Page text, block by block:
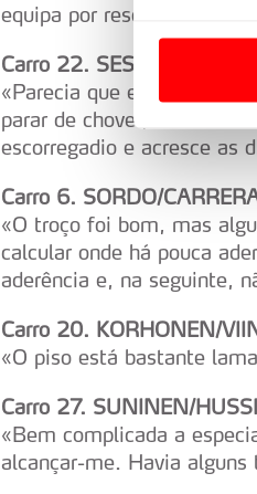
Usamos
e
O ACP
Realçamos
navegação
Consulte a
equipa por resolver os
Carro 22. SESKS/FRANCIS
«Parecia que ele (Josh)
parar de chover, a estrada
escorregadio e acresce as
Carro 6. SORDO/
«O troço foi bom, mas
calcular onde há pouca
aderência e, na seguinte,
Carro 20. KORHONEN/
«O piso está bastante
Carro 27. SUNINEN/HUSSI
«Bem complicada a
alcançar-me. Havia